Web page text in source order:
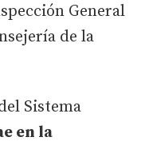
General
de la
Sistema
en la